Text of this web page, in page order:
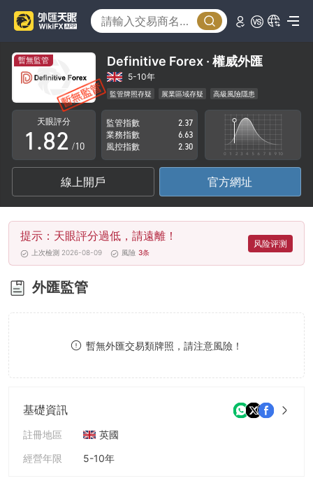
暫無監管 Definitive Forex · 權威外匯
5-10年
監管牌照存疑 展業區域存疑 高級風險隱患
天眼評分
0
1
2
3
4
5
6
7
.
4
5
6
7
8
9
0
1
2
3
4
5
6
7
8
/10
監管指數
2.37
業務指數
6.63
風控指數
2.30
線上開戶 官方網址
提示：天眼評分過低，請遠離！
上次檢測 2026-08-09 風險 3条
风险评测
外匯監管
暫無外匯交易類牌照，請注意風險！
基礎資訊
註冊地區
英國
經營年限
5-10年